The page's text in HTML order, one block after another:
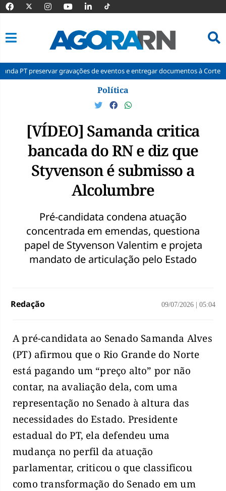
gravações de eventos e entregar documentos à Corte Polícia
Política
[VÍDEO] Samanda critica
bancada do RN e diz que
Styvenson é submisso a
Alcolumbre
Pré-candidata condena atuação
concentrada em emendas, questiona
papel de Styvenson Valentim e projeta
mandato de articulação pelo Estado
Redação 09/07/2026 05:04
A pré-candidata ao Senado Samanda Alves
(PT) afirmou que o Rio Grande do Norte
está pagando um “preço alto” por não
contar, na avaliação dela, com uma
representação no Senado à altura das
necessidades do Estado. Presidente
estadual do PT, ela defendeu uma
mudança no perfil da atuação
parlamentar, criticou o que classificou
como transformação do Senado em um